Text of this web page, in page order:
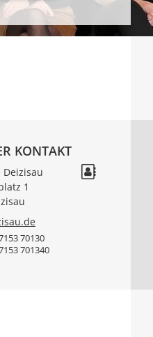
KONTAKT
Deizisau
1
70130
701340